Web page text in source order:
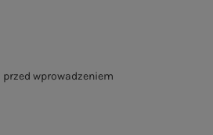
wprowadzeniem